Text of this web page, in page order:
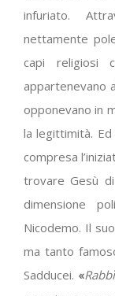
infuriato.
nettamente
capi religiosi
appartenevano
opponevano in
la legittimità.
compresa
trovare Gesù
dimensione
Nicodemo. Il
ma tanto
Sadducei. «